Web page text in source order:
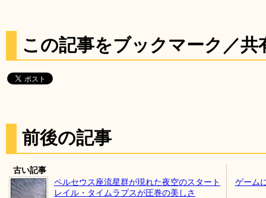
この記事をブックマーク／共
前後の記事
古い記事
ペルセウス座流星群が現れた夜空のスタート
レイル・タイムラプスが圧巻の美しさ
ゲーム